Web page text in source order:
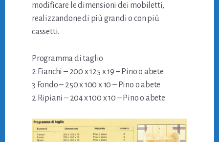
modificare le dimensioni dei mobiletti,
realizzandone di più grandi o con più
cassetti.
Programma di taglio
2 Fianchi – 200 x 125 x 19 – Pino o abete
3 Fondo – 250 x 100 x 10 – Pino o abete
2 Ripiani – 204 x 100 x 10 – Pino o abete